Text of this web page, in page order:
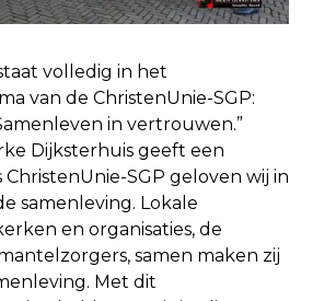
volledig in het
van de ChristenUnie-SGP:
in vertrouwen.”
Dijksterhuis geeft een
ChristenUnie-SGP geloven wij in
samenleving. Lokale
en organisaties, de
samen maken zij
Met dit